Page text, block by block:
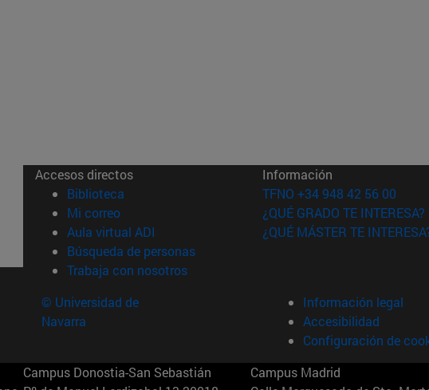
Accesos directos
Biblioteca (abre en nueva ventana)
Mi correo(abre en nueva ventana)
Aula virtual ADI (abre en nueva ventana)
Búsqueda de personas(abre en nueva ventana)
Trabaja con nosotros(abre en nueva ventana)
Información
TFNO +34 948 42 56 00
¿QUÉ GRADO TE INTERESA?
¿QUÉ MÁSTER TE
© Universidad de
Navarra
Información legal
Accesibilidad
Configuración de
Campus Donostia-San Sebastián
Campus Madrid